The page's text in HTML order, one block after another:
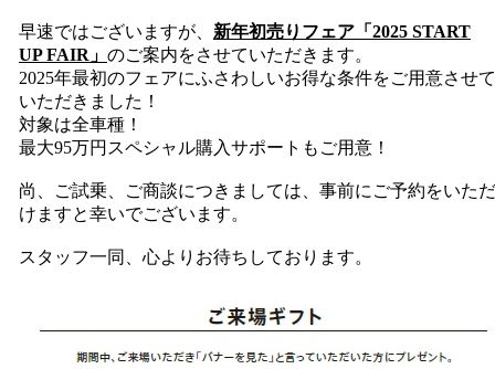
早速ではございますが、 新年初売りフェア「2025 START
UP FAIR」 のご案内をさせていただきます。
2025年最初のフェアにふさわしいお得な条件をご用意させて
いただきました！
対象は全車種！
最大95万円スペシャル購入サポートもご用意！
尚、ご試乗、ご商談につきましては、事前にご予約をいただ
けますと幸いでございます。
スタッフ一同、心よりお待ちしております。